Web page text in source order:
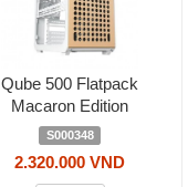
Qube 500 Flatpack
Macaron Edition
S000348
2.320.000 VND